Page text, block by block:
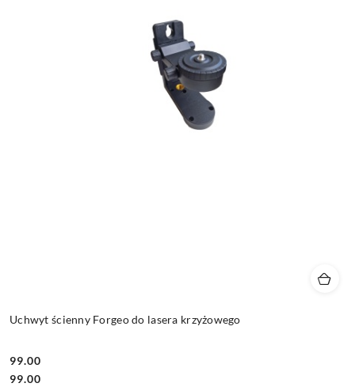
Uchwyt ścienny Forgeo do lasera krzyżowego
Cena:
99.00
Cena:
99.00